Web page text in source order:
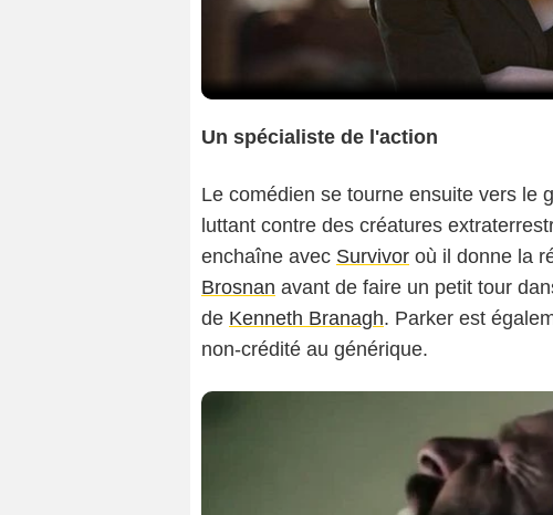
Un spécialiste de l'action
Le comédien se tourne ensuite vers le
luttant contre des créatures
enchaîne avec Survivor où il donne la
Brosnan avant de faire un petit tour
de Kenneth Branagh. Parker est
non-crédité au générique.